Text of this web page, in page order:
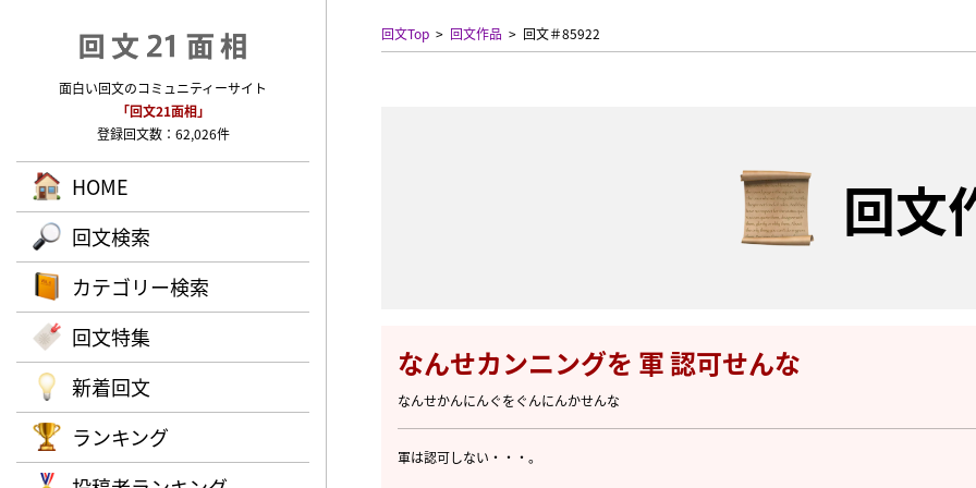
面白い回文のコミュニティーサイト
「回文21面相」
登録回文数：62,026件
HOME
回文検索
カテゴリー検索
回文特集
新着回文
ランキング
回文Top 回文作品 回文＃85922
回文
なんせカンニングを 軍 認可せんな
なんせかんにんぐをぐんにんかせんな
軍は認可しない・・・。